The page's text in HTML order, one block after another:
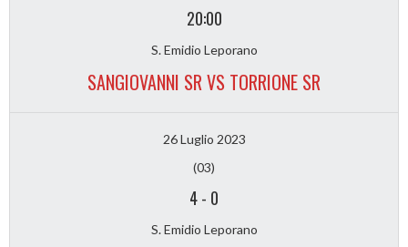
20:00
S. Emidio Leporano
SANGIOVANNI SR VS TORRIONE SR
26 Luglio 2023
(03)
4- 0
S. Emidio Leporano